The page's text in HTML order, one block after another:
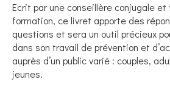
Ecrit par une conseillère conjugale
formation, ce livret apporte des
questions et sera un outil précieux
dans son travail de prévention et
auprès d’un public varié : couples,
jeunes.